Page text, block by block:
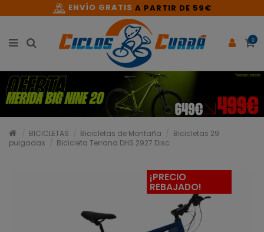
ENVÍO GRATIS A PARTIR DE 59€
0
BICICLETAS Bicicletas de Montaña
Bicicletas 29
pulgadas
Bicicleta Terrana DHS 2927 Disc
¡PRECIO
REBAJADO!